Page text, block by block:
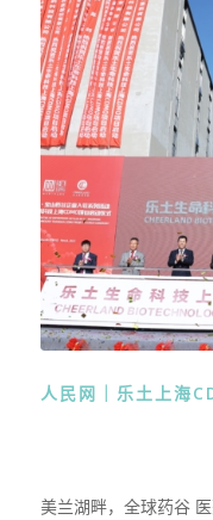
人民网｜乐土上海
美兰湖畔，全球药谷